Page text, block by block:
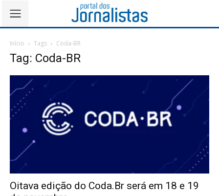
Início Tags Coda-BR
Tag: Coda-BR
Oitava edição do Coda.Br será em 18 e 19